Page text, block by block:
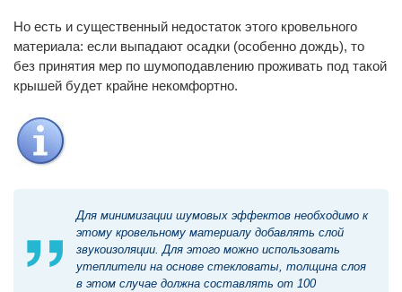
Но есть и существенный недостаток этого кровельного
материала: если выпадают осадки (особенно дождь), то
без принятия мер по шумоподавлению проживать под такой
крышей будет крайне некомфортно.
Для минимизации шумовых эффектов необходимо к
этому кровельному материалу добавлять слой
звукоизоляции. Для этого можно использовать
утеплители на основе стекловаты, толщина слоя
в этом случае должна составлять от 100